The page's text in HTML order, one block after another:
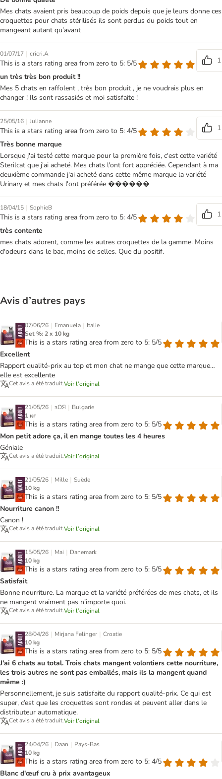
Mes chats avaient pris beaucoup de poids depuis que je leurs donne ces
croquettes pour chats stérilisés ils sont perdus du poids tout en
mangeant autant qu’avant
01/07/17 | cricri.A
This is a stars rating area from zero to 5: 5/5
1
un très très bon produit !!
Mes 5 chats en raffolent , très bon produit , je ne voudrais plus en
changer ! Ils sont rassasiés et moi satisfaite !
25/05/16 | Julianne
This is a stars rating area from zero to 5: 4/5
1
Très bonne marque
Lorsque j'ai testé cette marque pour la première fois, c'est cette variété
Sterilcat que j'ai acheté. Mes chats l'ont fort appréciée. Cependant à ma
deuxième commande j'ai acheté dans cette même marque la variété
Urinary et mes chats l'ont préférée ������
18/04/15 | SophieB
This is a stars rating area from zero to 5: 4/5
1
très contente
mes chats adorent, comme les autres croquettes de la gamme. Moins
d'odeurs dans le bac, moins de selles. Que du positif.
Avis d’autres pays
07/06/26 | Emanuela | Italie
Set %: 2 x 10 kg
This is a stars rating area from zero to 5: 5/5
Excellent
Rapport qualité-prix au top et mon chat ne mange que cette marque…
elle est excellente
Cet avis a été traduit.Voir l’original
21/05/26 | зОЯ | Bulgarie
1 кг
This is a stars rating area from zero to 5: 5/5
Mon petit adore ça, il en mange toutes les 4 heures
Géniale
Cet avis a été traduit.Voir l’original
21/05/26 | Mille | Suède
10 kg
This is a stars rating area from zero to 5: 5/5
Nourriture canon !!
Canon !
Cet avis a été traduit.Voir l’original
15/05/26 | Mai | Danemark
10 kg
This is a stars rating area from zero to 5: 5/5
Satisfait
Bonne nourriture. La marque et la variété préférées de mes chats, et ils
ne mangent vraiment pas n’importe quoi.
Cet avis a été traduit.Voir l’original
28/04/26 | Mirjana Felinger | Croatie
10 kg
This is a stars rating area from zero to 5: 5/5
J'ai 6 chats au total. Trois chats mangent volontiers cette nourriture,
les trois autres ne sont pas emballés, mais ils la mangent quand
même :)
Personnellement, je suis satisfaite du rapport qualité-prix. Ce qui est
super, c’est que les croquettes sont rondes et peuvent aller dans le
distributeur automatique.
Cet avis a été traduit.Voir l’original
24/04/26 | Daan | Pays-Bas
10 kg
This is a stars rating area from zero to 5: 4/5
Blanc d'œuf cru à prix avantageux